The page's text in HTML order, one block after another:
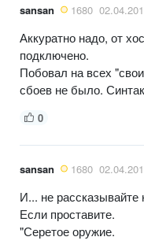
sansan 1680
Аккуратно надо, от
подключено.
Побовал на всех
сбоев не было.
0
sansan 1680
И... не рассказывайте
Если проставите.
"Серетое оружие.